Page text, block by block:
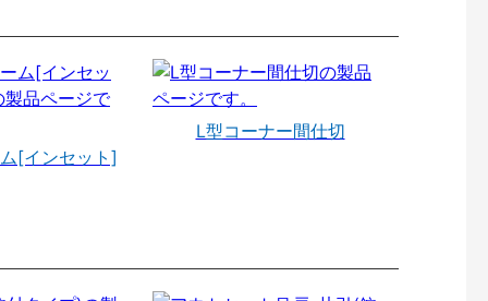
[インセット]
L型コーナー間仕切